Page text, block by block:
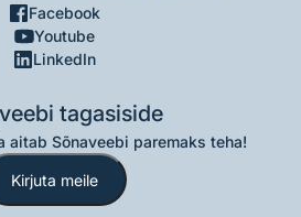
Facebook
Youtube
LinkedIn
tagasiside
aitab Sõnaveebi paremaks teha!
Kirjuta meile